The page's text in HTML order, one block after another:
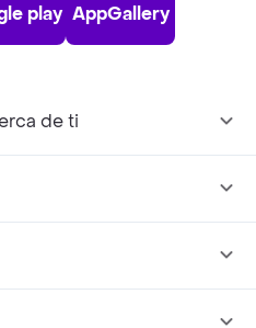
play AppGallery
de ti